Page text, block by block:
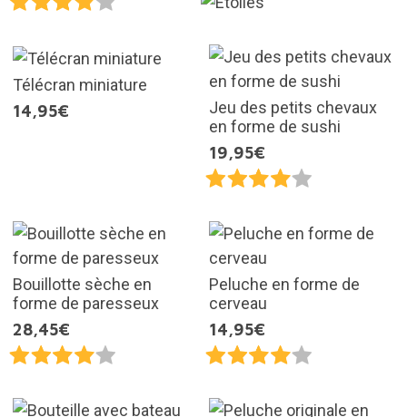
Télécran miniature
14,95€
Jeu des petits chevaux
en forme de sushi
19,95€
Bouillotte sèche en
forme de paresseux
28,45€
Peluche en forme de
cerveau
14,95€